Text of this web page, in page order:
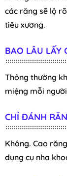
các răng sẽ lộ
tiêu xương.
BAO LÂU LẤY
Thông thường
miệng mỗi
CHỈ ĐÁNH
Không. Cao
dụng cụ nha